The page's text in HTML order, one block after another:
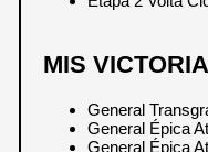
MIS
General
General Épica
General Épica